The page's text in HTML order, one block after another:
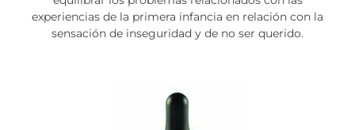
experiencias de la primera infancia en relación con la
sensación de inseguridad y de no ser querido.